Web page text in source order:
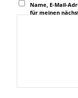
Name, E-Mail-
für meinen